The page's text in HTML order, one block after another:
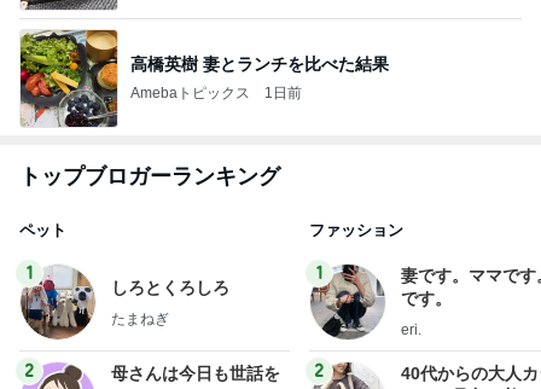
高橋英樹 妻とランチを比べた結果
Amebaトピックス 1日前
トップブロガーランキング
ペット
1
しろとくろしろ
たまねぎ
2
母さんは今日も世話を
ファッション
1
妻です。ママです
です。
eri.
2
40代からの大人